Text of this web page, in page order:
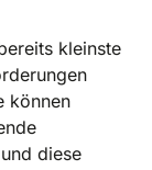
kleinste
können
diese